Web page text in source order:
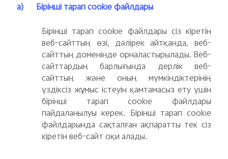
a)
Бірінші тарап cookie файлдары
Бірінші тарап cookie файлдары сіз кіретін
веб-сайттың өзі, дәлірек айтқанда, веб-
сайттың доменінде орналастырылады. Веб-
сайттардың барлығында дерлік веб-
сайттың және оның мүмкіндіктерінің
үздіксіз жұмыс істеуін қамтамасыз ету үшін
бірінші тарап cookie файлдары
пайдаланылуы керек. Бірінші тарап cookie
файлдарында сақталған ақпаратты тек сіз
кіретін веб-сайт оқи алады.